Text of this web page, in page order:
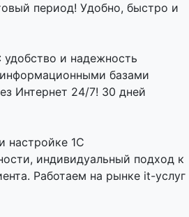
период! Удобно, быстро и
и надежность
базами
Интернет 24/7! 30 дней
настройке 1С
индивидуальный подход к
Работаем на рынке it-услуг